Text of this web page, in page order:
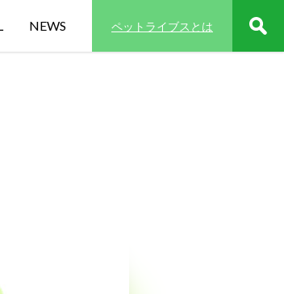
NEWS ペットライブスとは